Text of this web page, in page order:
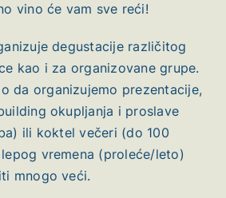
vino će vam sve reći!
degustacije različitog
kao i za organizovane grupe.
da organizujemo prezentacije,
okupljanja i proslave
ili koktel večeri (do 100
vremena (proleće/leto)
mnogo veći.